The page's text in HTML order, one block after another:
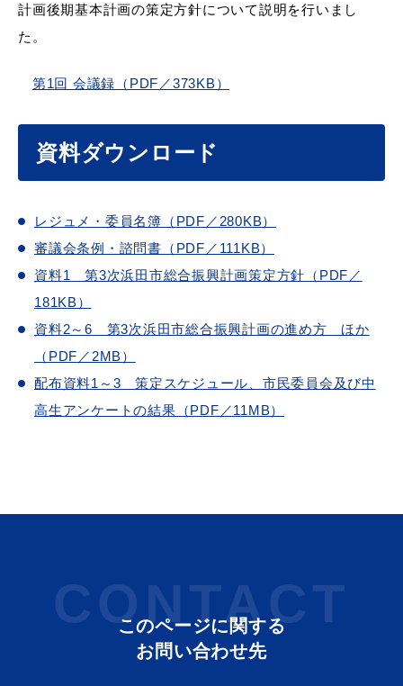
各種相談窓口
防災・消防
公共交通・
敬老福祉乗車券
公共施設 イベント情報
防災・防犯メール
気象情報リンク集
ごみ分別早見表
計画後期基本計画の策定方針について説明を行いまし
た。
第1回 会議録（PDF／373KB）
資料ダウンロード
レジュメ・委員名簿（PDF／280KB）
審議会条例・諮問書（PDF／111KB）
資料1 第3次浜田市総合振興計画策定方針（PDF／
181KB）
資料2～6 第3次浜田市総合振興計画の進め方 ほか
（PDF／2MB）
配布資料1～3 策定スケジュール、市民委員会及び中
高生アンケートの結果（PDF／11MB）
CONTACT
このページに関する
お問い合わせ先